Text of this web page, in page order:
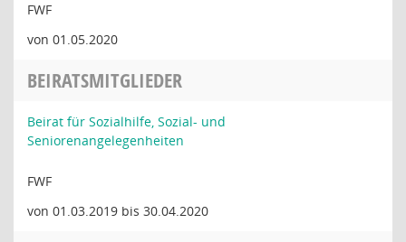
FWF
von 01.05.2020
BEIRATSMITGLIEDER
Beirat für Sozialhilfe, Sozial- und
Seniorenangelegenheiten
FWF
von 01.03.2019 bis 30.04.2020